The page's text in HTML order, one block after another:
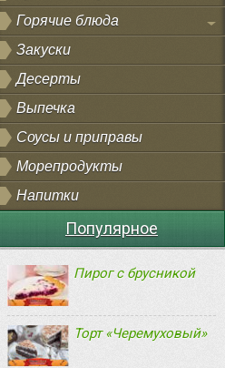
Горячие блюда
Закуски
Десерты
Выпечка
Соусы и приправы
Морепродукты
Напитки
Популярное
Пирог с брусникой
Торт «Черемуховый»